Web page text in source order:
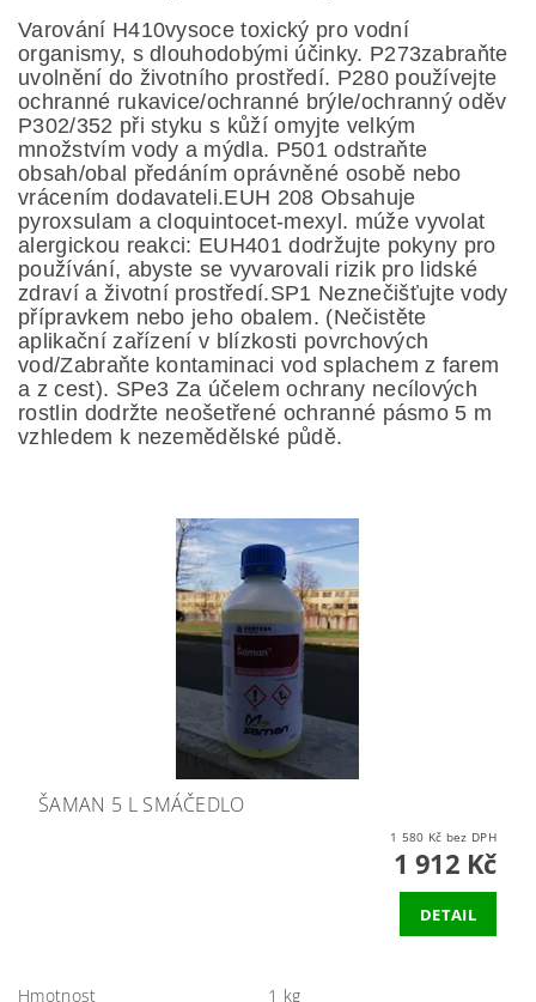
Varování H410vysoce toxický pro vodní
organismy, s dlouhodobými účinky. P273zabraňte
uvolnění do životního prostředí. P280 používejte
ochranné rukavice/ochranné brýle/ochranný oděv
P302/352 přistyku s kůží omyjte velkým
množstvím vody a mýdla. P501 odstraňte
obsah/obal předáním oprávněné osobě nebo
vrácením dodavateli.EUH 208 Obsahuje
pyroxsulam a cloquintocet-mexyl. múže vyvolat
alergickou reakci: EUH401 dodržujte pokyny pro
používání, abyste se vyvarovali rizik pro lidské
zdravía životní prostředí.SP1 Neznečišťujte vody
přípravkem nebo jeho obalem. (Nečistěte
aplikační zařízení v blízkosti povrchových
vod/Zabraňte kontaminaci vod splachem z farem
a z cest). SPe3 Za účelem ochrany necílových
rostlin dodržte neošetřené ochranné pásmo 5 m
vzhledem k nezemědělské půdě.
ŠAMAN 5 L SMÁČEDLO
1 580 Kč bez DPH
1 912 Kč
DETAIL
Hmotnost 1 kg